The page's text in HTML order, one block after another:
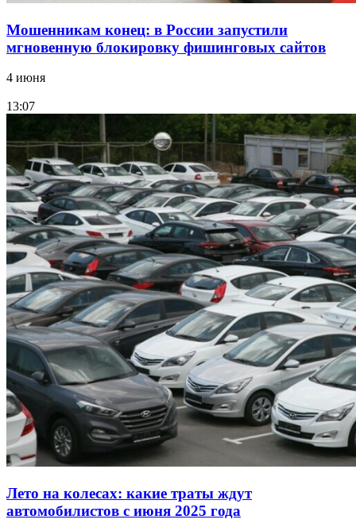
Мошенникам конец: в России запустили
мгновенную блокировку фишинговых сайтов
4 июня
13:07
Лето на колесах: какие траты ждут
автомобилистов с июня 2025 года